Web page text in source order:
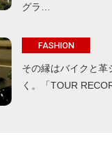
グラ…
FASHION
その縁はバイクと革
く。「TOUR